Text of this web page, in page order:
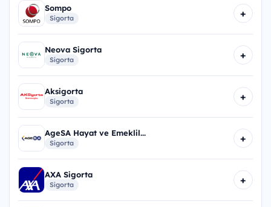
Sompo
Sigorta +
Neova Sigorta
Sigorta +
Aksigorta
Sigorta +
AgeSA Hayat ve Emeklil...
Sigorta +
AXA Sigorta
Sigorta +